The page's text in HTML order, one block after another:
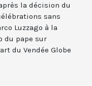
la décision du
sans
Luzzago à la
du pape sur
du Vendée Globe